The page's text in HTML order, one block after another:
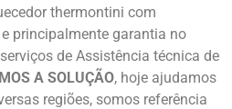
thermontini com
principalmente garantia no
de Assistência técnica de
A SOLUÇÃO, hoje ajudamos
regiões, somos referência